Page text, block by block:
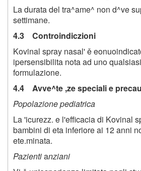
La durata del tra^ame^ non d^ve
settimane.
4.3 Controindiczioni
Kovinal spray nasal' ě
ipersensibilita nota ad uno
formulazione.
4.4 Avve^te ,ze speciali e
Popolazione pediatrica
La 'icurezz. e l'efficacia di Kovinal
bambini di eta inferiore ai 12 anni
ete.minata.
Pazientianziani